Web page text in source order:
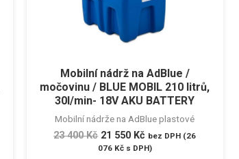
Mobilní nádrž na AdBlue /
močovinu / BLUE MOBIL 210 litrů,
30l/min- 18V AKU BATTERY
Mobilní nádrže na AdBlue plastové
23 400Kč 21 550 Kč bez DPH (26
076 Kčs DPH)